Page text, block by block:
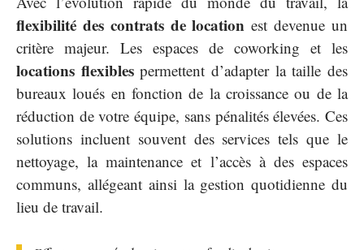
flexibilité des contrats de location est devenue un
critère majeur. Les espaces de coworking et les
locations flexiblespermettent d’adapter la taille des
bureaux loués en fonction de la croissance ou de la
réduction de votre équipe, sans pénalités élevées. Ces
solutions incluent souvent des services tels que le
nettoyage, la maintenance et l’accès à des espaces
communs, allégeant ainsi la gestion quotidienne du
lieu de travail.